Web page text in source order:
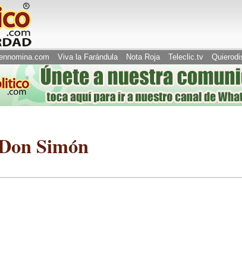
Viva la Farándula Nota Roja Teleclic.tv
Simón